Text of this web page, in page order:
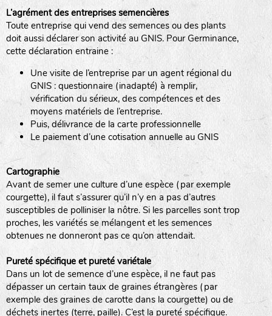
LA BOITE A GRAINES (LBAG)
www.laboiteagraines.com
L’AUBEPIN (PDO)
www.aubepin.fr
LE BIAU GERME (LBG)
www.biaugerme.com
SATIVA RHEINAU (SAD)
www.sativa-
rheinau.ch
SEMAILLES (SEM)
www.semaille.com
L’agrément des entreprises semencières
Toute entreprise qui vend des semences ou des plants
doit aussi déclarer son activité au GNIS. Pour Germinance,
cette déclaration entraine :
Une visite de l’entreprise par un agent régional du
GNIS : questionnaire (inadapté) à remplir,
vérification du sérieux, des compétences et des
moyens matériels de l’entreprise.
Puis, délivrance de la carte professionnelle
Le paiement d’une cotisation annuelle au GNIS
Cartographie
Avant de semer une culture d’une espèce (par exemple
courgette), il faut s’assurer qu’il n’y en a pas d’autres
susceptibles de polliniser la nôtre. Si les parcelles sont trop
proches, les variétés se mélangent et les semences
obtenues ne donneront pas ce qu’on attendait.
Pureté spécifique et pureté variétale
Dans un lot de semence d’une espèce, il ne faut pas
dépasser un certain taux de graines étrangères (par
exemple des graines de carotte dans la courgette) ou de
déchets inertes (terre, paille). C’est la pureté spécifique.